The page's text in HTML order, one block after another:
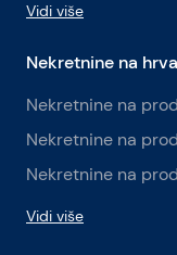
Vidi više
Nekretnine na
Nekretnine na
Nekretnine na
Nekretnine na
Vidi više